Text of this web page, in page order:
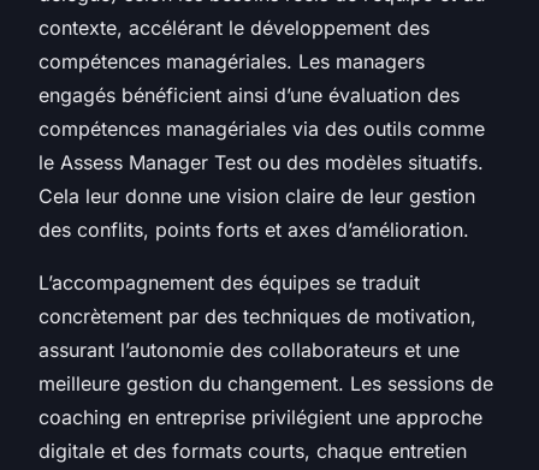
contexte, accélérant le développement des
compétences managériales. Les managers
engagés bénéficient ainsi d’une évaluation des
compétences managériales via des outils comme
le Assess Manager Test ou des modèles situatifs.
Cela leur donne une vision claire de leur gestion
des conflits, points forts et axes d’amélioration.
L’accompagnement des équipes se traduit
concrètement par des techniques de motivation,
assurant l’autonomie des collaborateurs et une
meilleure gestion du changement. Les sessions de
coaching en entreprise privilégient une approche
digitale et des formats courts, chaque entretien